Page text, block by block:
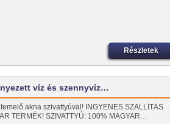
Részletek
víz és szennyvíz…
akna szivattyúval! INGYENES SZÁLLÍTÁS
TERMÉK! SZIVATTYÚ: 100% MAGYAR…